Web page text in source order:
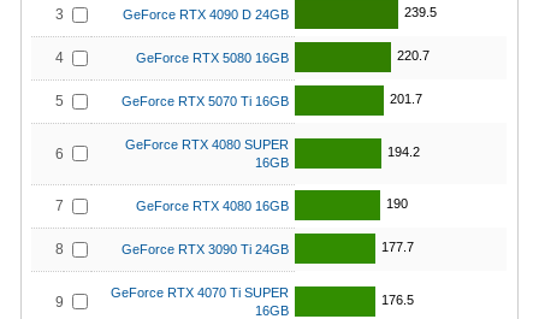
3 GeForce RTX 4090 D 24GB 239.5
4 GeForce RTX 5080 16GB 220.7
5 GeForce RTX 5070 Ti 16GB 201.7
6
GeForce RTX 4080 SUPER
16GB
194.2
7 GeForce RTX 4080 16GB 190
8 GeForce RTX 3090 Ti 24GB 177.7
9
GeForce RTX 4070 Ti SUPER
16GB
176.5